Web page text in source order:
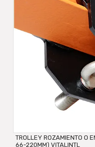
TROLLEY ROZAMIENTO O
66-220MM) VITALINTL